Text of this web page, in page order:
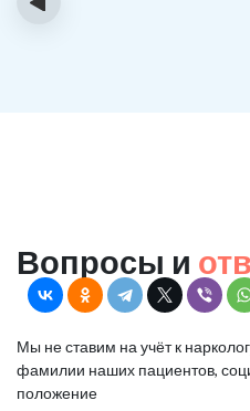
Вопросы и
Мы не ставим на учёт к
фамилии наших пациентов,
положение